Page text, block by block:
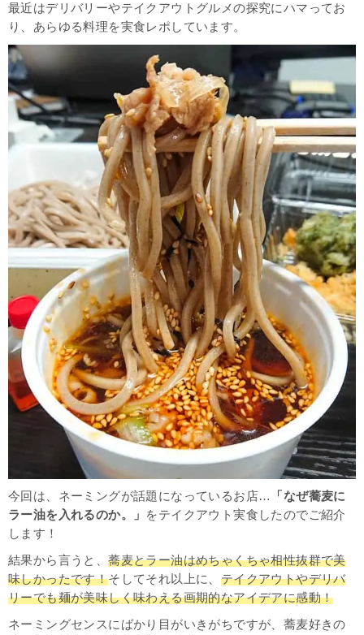
最近はデリバリーやテイクアウトグルメの探究にハマってお
り、あらゆる料理を実食レポしています。
今回は、ネーミングが話題になっているお店…
「なぜ蕎麦に
ラー油を入れるのか。」 をテイクアウト実食したのでご紹介
します！
結果から言うと、蕎麦とラー油はめちゃくちゃ相性抜群で美
味しかったです！そしてそれ以上に、 テイクアウトやデリバ
リーでも麺が美味しく味わえる画期的なアイデアに感動！
ネーミングセンスにばかり目がいきがちですが、蕎麦好きの